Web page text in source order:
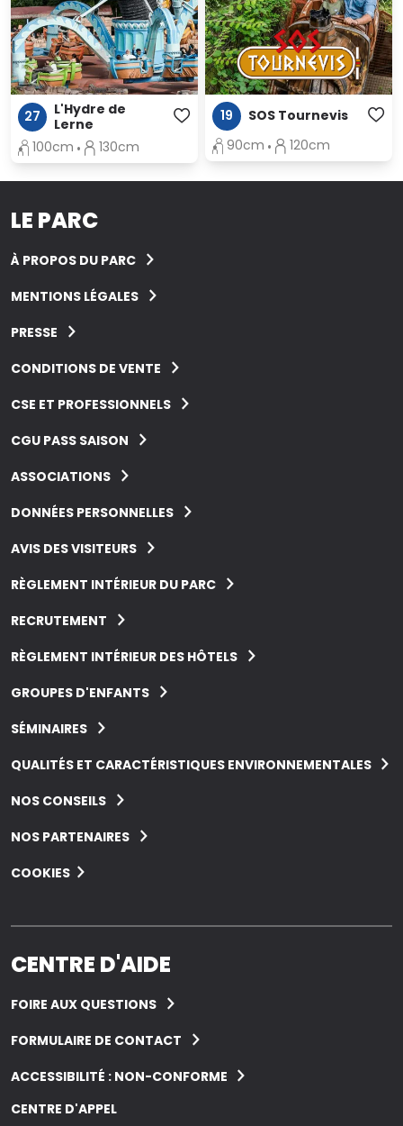
27
L'Hydre de
Lerne
100cm
130cm
19
SOS Tournevis
90cm
120cm
LE PARC
À PROPOS DU PARC
MENTIONS LÉGALES
PRESSE
CONDITIONS DE VENTE
CSE ET PROFESSIONNELS
CGU PASS SAISON
ASSOCIATIONS
DONNÉES PERSONNELLES
AVIS DES VISITEURS
RÈGLEMENT INTÉRIEUR DU PARC
RECRUTEMENT
RÈGLEMENT INTÉRIEUR DES HÔTELS
GROUPES D'ENFANTS
SÉMINAIRES
QUALITÉS ET CARACTÉRISTIQUES ENVIRONNEMENTALES
NOS CONSEILS
NOS PARTENAIRES
COOKIES
CENTRE D'AIDE
FOIRE AUX QUESTIONS
FORMULAIRE DE CONTACT
ACCESSIBILITÉ : NON-CONFORME
CENTRE D'APPEL